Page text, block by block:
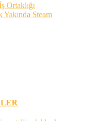
Ortaklığı
Steam